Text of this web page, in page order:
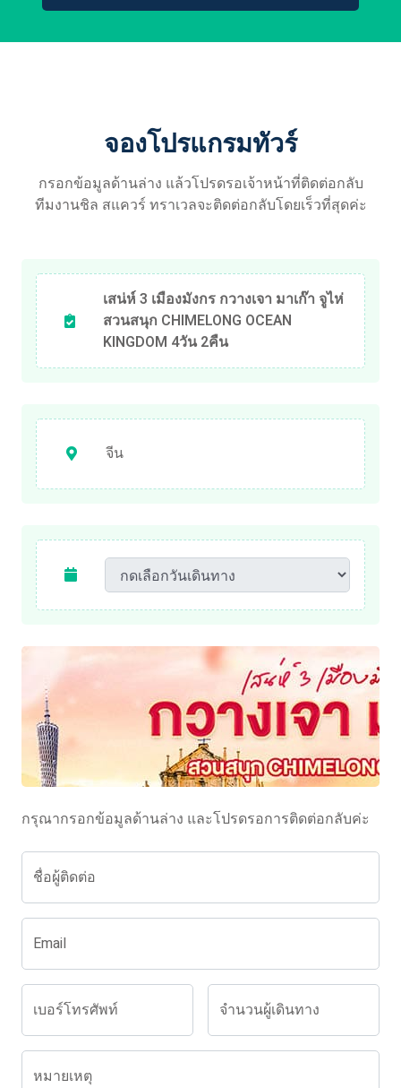
จองโปรแกรมทัวร์
กรอกข้อมูลด้านล่าง แล้วโปรดรอเจ้าหน้าที่ติดต่อกลับ
ทีมงานชิล สแควร์ ทราเวลจะติดต่อกลับโดยเร็วที่สุดค่ะ
เสน่ห์ 3 เมืองมังกร กวางเจา มาเก๊า จูไห่
สวนสนุก CHIMELONG OCEAN
KINGDOM 4วัน 2คืน
จีน
กรุณากรอกข้อมูลด้านล่าง และโปรดรอการติดต่อกลับค่ะ
ชื่อผู้ติดต่อ
Email
เบอร์โทรศัพท์ จำนวนผู้เดินทาง
หมายเหตุ